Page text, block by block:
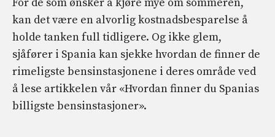
For de som ønsker å kjøre mye om sommeren,
kan det være en alvorlig kostnadsbesparelse å
holde tanken full tidligere. Og ikke glem,
sjåfører i Spania kan sjekke hvordan de finner de
rimeligste bensinstasjonene i deres område ved
å lese artikkelen vår «Hvordan finner du Spanias
billigste bensinstasjoner».